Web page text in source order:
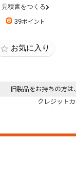
39
旧製品をお持ちの方